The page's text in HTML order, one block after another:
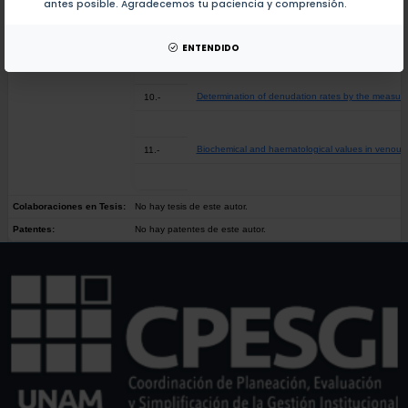
antes posible. Agradecemos tu paciencia y comprensión.
ENTENDIDO
Meteoric 10Be concentrations in the center of
10.- Determination of denudation rates by the
11.- Biochemical and haematological values in
Colaboraciones en Tesis: No hay tesis de este autor.
Patentes: No hay patentes de este autor.